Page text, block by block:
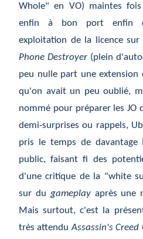
Whole" en VO) maintes
enfin à bon port enfin
exploitation de la licence sur
Phone Destroyer(plein
peu nulle part une extension
qu'on avait un peu oublié,
nommé pour préparer les JO
demi-surprises ou rappels,
pris le temps de
public, faisant fi des
d'une critique de la "white
sur du gameplayaprès une
Mais surtout, c'est la
très attenduAssassin's Creed